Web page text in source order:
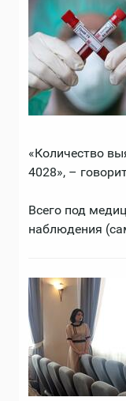
«Количество
4028», –
Всего под
наблюдения